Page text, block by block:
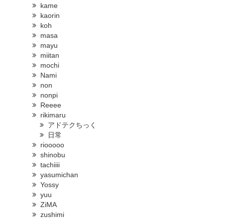
kame
kaorin
koh
masa
mayu
miitan
mochi
Nami
non
nonpi
Reeee
rikimaru
アドテクちっく
日常
riooooo
shinobu
tachiiii
yasumichan
Yossy
yuu
ZiMA
zushimi